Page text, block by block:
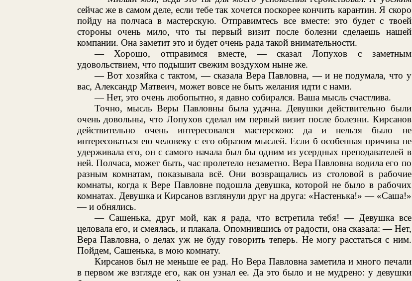
сейчас же в самом деле, если тебе так хочется поскорее кончить карантин. Я скоро
пойду на полчаса в мастерскую. Отправимтесь все вместе: это будет с твоей
стороны очень мило, что ты первый визит после болезни сделаешь нашей
компании. Она заметит это и будет очень рада такой внимательности.
— Хорошо, отправимся вместе, — сказал Лопухов с заметным
удовольствием, что подышит свежим воздухом ныне же.
— Вот хозяйка с тактом, — сказала Вера Павловна, — и не подумала, что у
вас, Александр Матвеич, может вовсе не быть желания идти с нами.
— Нет, это очень любопытно, я давно собирался. Ваша мысль счастлива.
Точно, мысль Веры Павловны была удачна. Девушки действительно были
очень довольны, что Лопухов сделал им первый визит после болезни. Кирсанов
действительно очень интересовался мастерскою: да и нельзя было не
интересоваться ею человеку с его образом мыслей. Если б особенная причина не
удерживала его, он с самого начала был бы одним из усердных преподавателей в
ней. Полчаса, может быть, час пролетело незаметно. Вера Павловна водила его по
разным комнатам, показывала всё. Они возвращались из столовой в рабочие
комнаты, когда к Вере Павловне подошла девушка, которой не было в рабочих
комнатах. Девушка и Кирсанов взглянули друг на друга: «Настенька!» — «Саша!»
— и обнялись.
— Сашенька, друг мой, как я рада, что встретила тебя! — Девушка все
целовала его, и смеялась, и плакала. Опомнившись от радости, она сказала: — Нет,
Вера Павловна, о делах уж не буду говорить теперь. Не могу расстаться с ним.
Пойдем, Сашенька, в мою комнату.
Кирсанов был не меньше ее рад. Но Вера Павловна заметила и много печали
в первом же взгляде его, как он узнал ее. Да это было и не мудрено: у девушки